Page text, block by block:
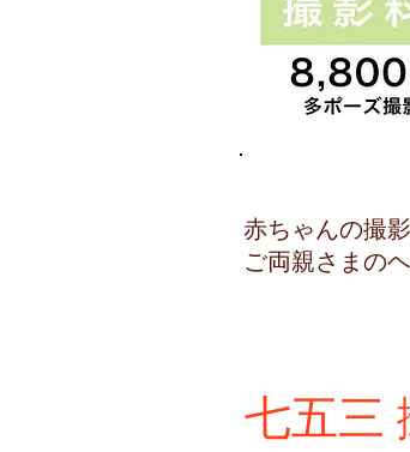
赤ちゃんの撮
ご両親さまの
七五三